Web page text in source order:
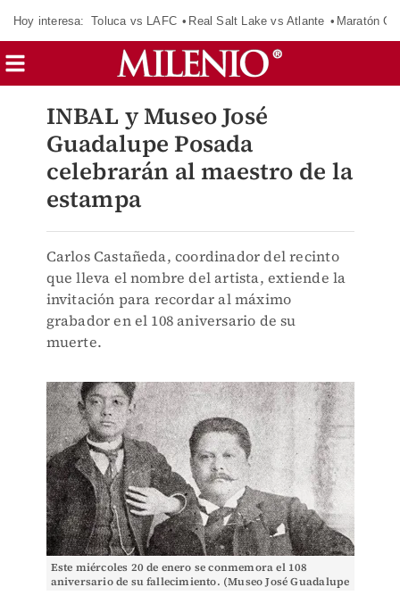
Hoy interesa: Toluca vs LAFC Real Salt Lake vs Atlante Maratón
INBAL y Museo José
Guadalupe Posada
celebrarán al maestro de la
estampa
Carlos Castañeda, coordinador del recinto
que lleva el nombre del artista, extiende la
invitación para recordar al máximo
grabador en el 108 aniversario de su
muerte.
Este miércoles 20 de enero se conmemora el 108
aniversario de su fallecimiento. (Museo José Guadalupe